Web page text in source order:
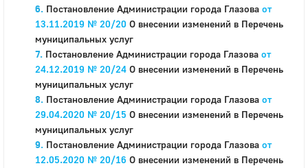
Постановление Администрации города Глазова от
13.11.2019 № 20/20 О внесении изменений в Перечень
муниципальных услуг
Постановление Администрации города Глазова от
24.12.2019 № 20/24 О внесении изменений в Перечень
муниципальных услуг
Постановление Администрации города Глазова от
29.04.2020 № 20/15 О внесении изменений в Перечень
муниципальных услуг
Постановление Администрации города Глазова от
12.05.2020 № 20/16 О внесении изменений в Перечень